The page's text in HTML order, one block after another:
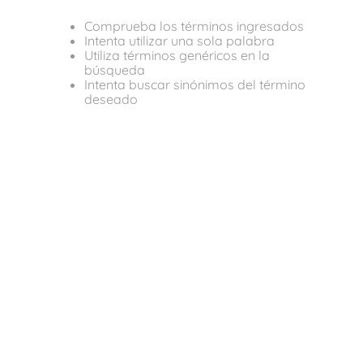
Comprueba los términos ingresados
Intenta utilizar una sola palabra
Utiliza términos genéricos en la
búsqueda
Intenta buscar sinónimos del término
deseado